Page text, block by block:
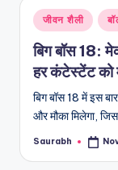
और
विश्व
Posted
in
जीवन शैली
बिग बॉस 18:
हर कंटेस्टेंट को
बिग बॉस 18 में इस
और मौका मिलेगा,
Posted
Saurabh